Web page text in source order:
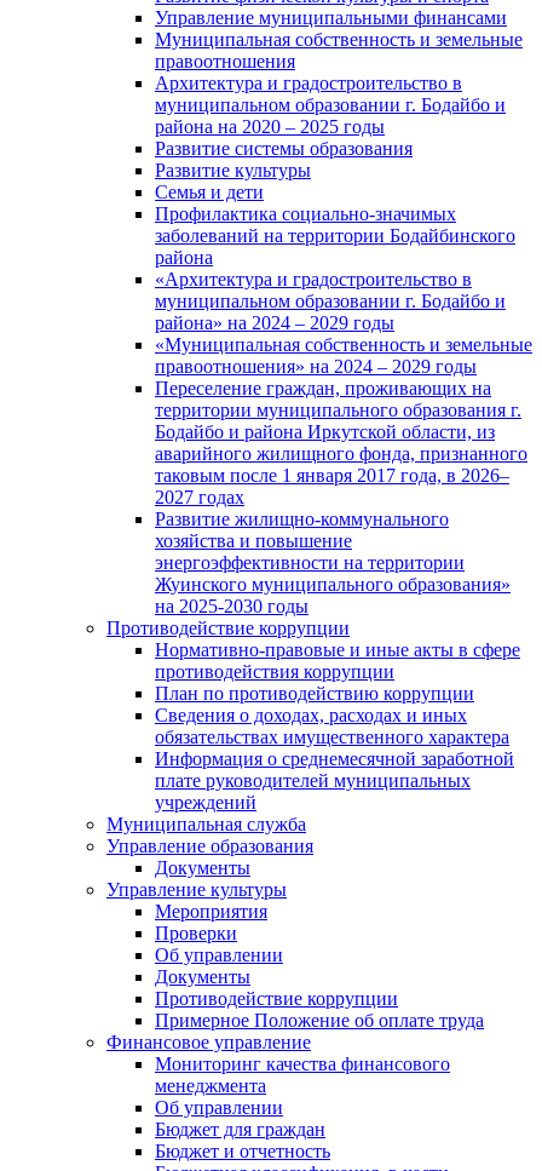
Управление муниципальными финансами
Муниципальная собственность и земельные
правоотношения
Архитектура и градостроительство в
муниципальном образовании г. Бодайбо и
района на 2020 – 2025 годы
Развитие системы образования
Развитие культуры
Семья и дети
Профилактика социально-значимых
заболеваний на территории Бодайбинского
района
«Архитектура и градостроительство в
муниципальном образовании г. Бодайбо и
района» на 2024 – 2029 годы
«Муниципальная собственность и земельные
правоотношения» на 2024 – 2029 годы
Переселение граждан, проживающих на
территории муниципального образования г.
Бодайбо и района Иркутской области, из
аварийного жилищного фонда, признанного
таковым после 1 января 2017 года, в 2026–
2027 годах
Развитие жилищно-коммунального
хозяйства и повышение
энергоэффективности на территории
Жуинского муниципального образования»
на 2025-2030 годы
Противодействие коррупции
Нормативно-правовые и иные акты в сфере
противодействия коррупции
План по противодействию коррупции
Сведения о доходах, расходах и иных
обязательствах имущественного характера
Информация о среднемесячной заработной
плате руководителей муниципальных
учреждений
Муниципальная служба
Управление образования
Документы
Управление культуры
Мероприятия
Проверки
Об управлении
Документы
Противодействие коррупции
Примерное Положение об оплате труда
Финансовое управление
Мониторинг качества финансового
менеджмента
Об управлении
Бюджет для граждан
Бюджет и отчетность